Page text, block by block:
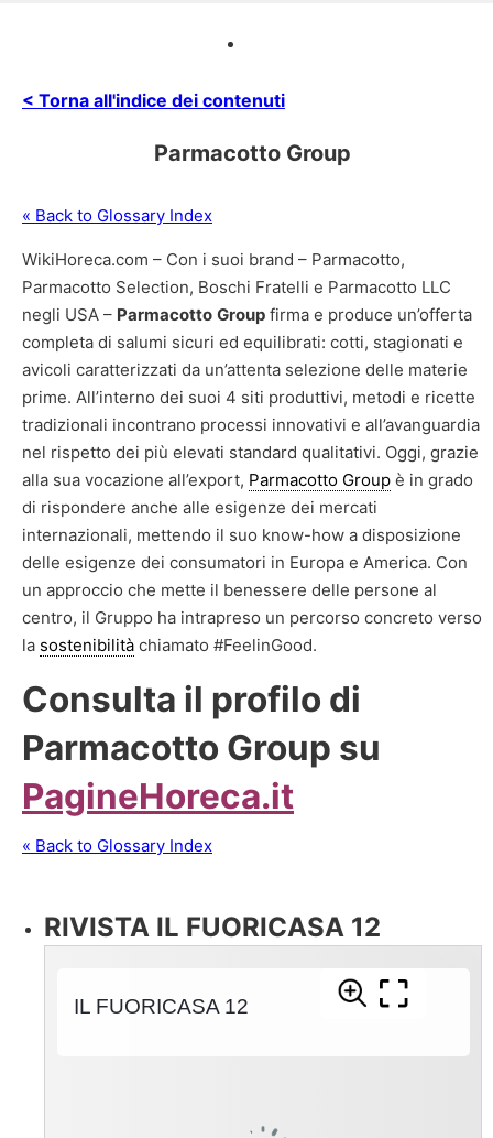
< Torna all'indice dei contenuti
Parmacotto Group
« Back to Glossary Index
WikiHoreca.com – Con i suoi brand – Parmacotto,
Parmacotto Selection, Boschi Fratelli e Parmacotto LLC
negli USA – Parmacotto Group firma e produce un’offerta
completa di salumi sicuri ed equilibrati: cotti, stagionati e
avicoli caratterizzati da un’attenta selezione delle materie
prime. All’interno dei suoi 4 siti produttivi, metodi e ricette
tradizionali incontrano processi innovativi e all’avanguardia
nel rispetto dei più elevati standard qualitativi. Oggi, grazie
alla sua vocazione all’export, Parmacotto Group è in grado
di rispondere anche alle esigenze dei mercati
internazionali, mettendo il suo know-how a disposizione
delle esigenze dei consumatori in Europa e America. Con
un approccio che mette il benessere delle persone al
centro, il Gruppo ha intrapreso un percorso concreto verso
la sostenibilità chiamato #FeelinGood.
Consulta il profilo di
Parmacotto Group su
PagineHoreca.it
« Back to Glossary Index
RIVISTA IL FUORICASA 12